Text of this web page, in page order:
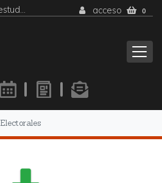
fundacion@centrodeestudiosandaluces.es acceso 0
Electorales